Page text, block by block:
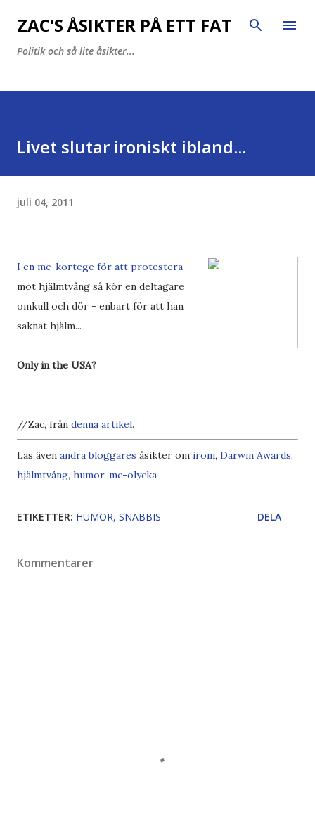
Fortsätt till huvudinnehåll
ZAC'S ÅSIKTER PÅ ETT FAT
Politik och så lite åsikter...
Livet slutar ironiskt ibland...
juli 04, 2011
I en mc-kortege för att protestera
mot hjälmtvång så kör en deltagare
omkull och dör - enbart för att han
saknat hjälm...
Only in the USA?
//Zac, från denna artikel.
Läs även andra bloggares åsikter om ironi, Darwin Awards,
hjälmtvång, humor, mc-olycka
ETIKETTER: HUMOR SNABBIS DELA
Kommentarer